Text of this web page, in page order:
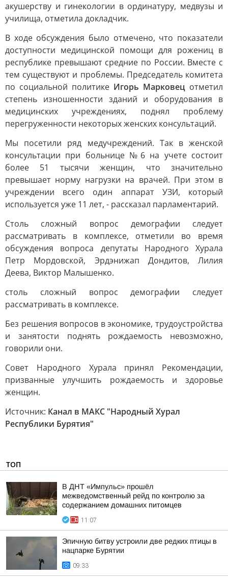
акушерству и гинекологии в ординатуру, медвузы и
училища, отметила докладчик.
В ходе обсуждения было отмечено, что показатели
доступности медицинской помощи для рожениц в
республике превышают средние по России. Вместе с
тем существуют и проблемы. Председатель комитета
по социальной политике Игорь Марковец отметил
степень изношенности зданий и оборудования в
медицинских учреждениях, поднял проблему
перегруженности некоторых женских консультаций.
Мы посетили ряд медучреждений. Так в женской
консультации при больнице №6 на учете состоит
более 51 тысячи женщин, что значительно
превышает норму нагрузки на врачей. При этом в
учреждении всего один аппарат УЗИ, который
используется уже 11 лет, - рассказал парламентарий.
Столь сложный вопрос демографии следует
рассматривать в комплексе, отметили во время
обсуждения вопроса депутаты Народного Хурала
Петр Мордовской, Эрдэнижап Дондитов, Лилия
Деева, Виктор Малышенко.
столь сложный вопрос демографии следует
рассматривать в комплексе.
Без решения вопросов в экономике, трудоустройства
и занятости поднять рождаемость невозможно,
говорили они.
Совет Народного Хурала принял Рекомендации,
призванные улучшить рождаемость и здоровье
женщин.
Источник: Канал в МАКС "Народный Хурал
Республики Бурятия"
ТОП
В ДНТ «Импульс» прошёл
межведомственный рейд по контролю за
содержанием домашних питомцев
11:07
Эпичную битву устроили две редких птицы в
нацпарке Бурятии
09:33